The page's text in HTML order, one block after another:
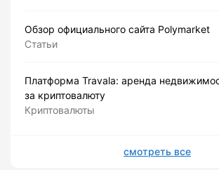
Обзор официального сайта Polymarket
Статьи
Платформа Travala: аренда
за криптовалюту
Криптовалюты
смотреть все